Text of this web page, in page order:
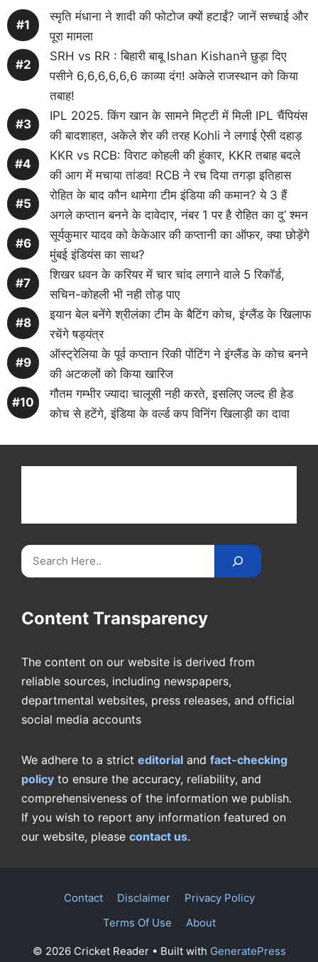
स्मृति मंधाना ने शादी की फोटोज क्यों हटाईं? जानें सच्चाई और
पूरा मामला
SRH vs RR : बिहारी बाबू Ishan Kishanने छुड़ा दिए
पसीने 6,6,6,6,6,6 काव्या दंग! अकेले राजस्थान को किया
तबाह!
IPL 2025. किंग खान के सामने मिट्टी में मिली IPL चैंपियंस
की बादशाहत, अकेले शेर की तरह Kohli ने लगाई ऐसी दहाड़
KKR vs RCB: विराट कोहली की हुंकार, KKR तबाह बदले
की आग में मचाया तांडव! RCB ने रच दिया तगड़ा इतिहास
रोहित के बाद कौन थामेगा टीम इंडिया की कमान? ये 3 हैं
अगले कप्तान बनने के दावेदार, नंबर 1 पर है रोहित का दु’ श्मन
सूर्यकुमार यादव को केकेआर की कप्तानी का ऑफर, क्या छोड़ेंगे
मुंबई इंडियंस का साथ?
शिखर धवन के करियर में चार चांद लगाने वाले 5 रिकॉर्ड,
सचिन-कोहली भी नही तोड़ पाए
इयान बेल बनेंगे श्रीलंका टीम के बैटिंग कोच, इंग्लैंड के खिलाफ
रचेंगे षड्यंत्र
ऑस्ट्रेलिया के पूर्व कप्तान रिकी पोंटिंग ने इंग्लैंड के कोच बनने
की अटकलों को किया खारिज
गौतम गम्भीर ज्यादा चालूसी नही करते, इसलिए जल्द ही हेड
कोच से हटेंगे, इंडिया के वर्ल्ड कप विनिंग खिलाड़ी का दावा
Search
Content Transparency
The content on our website is derived from
reliable sources, including newspapers,
departmental websites, press releases, and official
social media accounts
We adhere to a strict editorial and fact-checking
policy to ensure the accuracy, reliability, and
comprehensiveness of the information we publish.
If you wish to report any information featured on
our website, please contact us.
Contact Disclaimer
Privacy Policy
Terms Of Use
About
© 2026 Cricket Reader• Built with GeneratePress